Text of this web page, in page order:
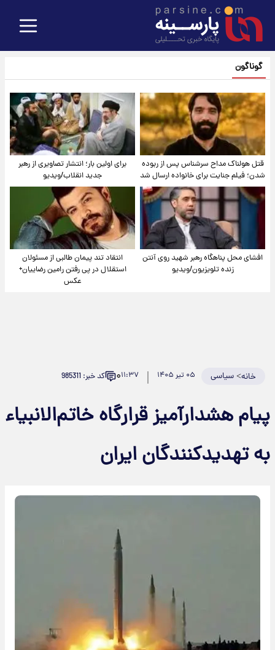
گوناگون
قتل هولناک مداح سرشناس پس از ربوده
شدن؛ فیلم جنایت برای خانواده ارسال شد
برای اولین بار؛ انتشار تصاویری از رهبر
جدید انقلاب/ویدیو
افشای محل پناهگاه‌ رهبر شهید روی آنتن
زنده تلویزیون/ویدیو
انتقاد تند پیمان طالبی از مسئولان
استقلال در پی رفتن رامین رضاییان+
عکس
خانه>سیاسی ۰۵ تیر ۱۴۰۵ ۱۱:۳۷۰ کد خبر: 985311
پیام هشدارآمیز قرارگاه خاتم‌الانبیاء
به تهدیدکنندگان ایران